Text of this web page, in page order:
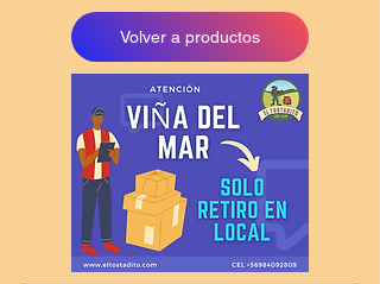
Volver a productos